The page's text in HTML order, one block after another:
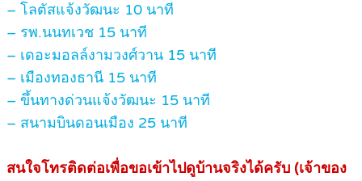
– โลตัสแจ้งวัฒนะ 10 นาที
– รพ.นนทเวช 15 นาที
– เดอะมอลล์งามวงศ์วาน 15 นาที
– เมืองทองธานี 15 นาที
– ขึ้นทางด่วนแจ้งวัฒนะ 15 นาที
– สนามบินดอนเมือง 25 นาที
สนใจโทรติดต่อเพื่อขอเข้าไปดูบ้านจริงได้ครับ (เจ้าของ